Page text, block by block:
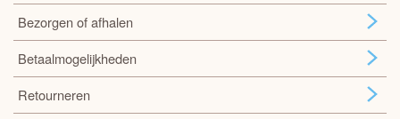
Bezorgen of afhalen
Betaalmogelijkheden
Retourneren